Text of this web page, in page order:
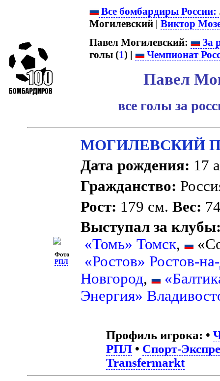
Все бомбардиры России:
Могилевский | Виктор
Павел Могилевский:
За
голы (1) | Чемпионат
Павел
все голы за
Фото
РПЛ
МОГИЛЕВСКИЙ
Дата рождения: 17
Гражданство:
Рост: 179 см.Вес:
Выступал за
«Томь» Томск,
«Ростов» Ростов-
Новгород,
Энергия»
Профиль игрока: •
РПЛ• Спорт-
Transfermarkt